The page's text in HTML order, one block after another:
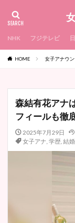
NHK フジテレビ
HOME 女子アナウ
森結有花アナ
フィールも徹
2025年7月29日
女子アナ, 学歴, 結婚